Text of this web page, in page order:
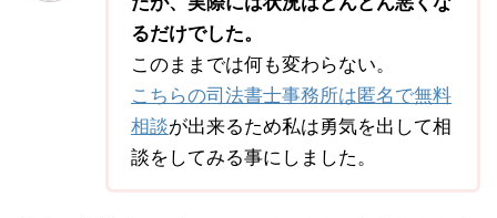
るだけでした。
このままでは何も変わらない。
こちらの司法書士事務所は匿名で無料
相談が出来るため私は勇気を出して相
談をしてみる事にしました。